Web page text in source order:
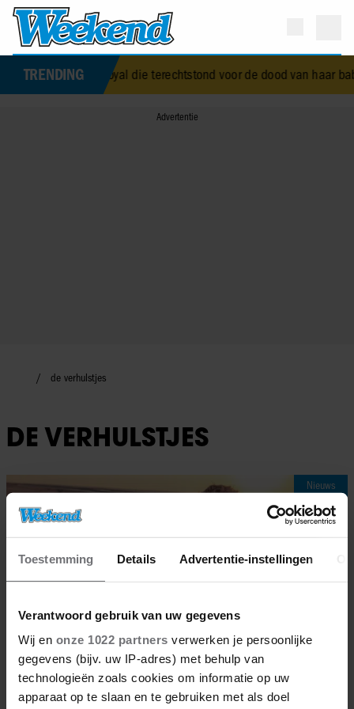
Toestemming Details Advertentie-instellingen
Verantwoord gebruik van uw gegevens
Wij en onze 1022 partners verwerken je persoonlijke
gegevens (bijv. uw IP-adres) met behulp van
technologieën zoals cookies om informatie op uw
apparaat op te slaan en te gebruiken met als doel
TRENDING
Alice Wise, de royal die terechtstond voor de dood van haar
de verhulstjes
DE VERHULSTJES
Nieuws